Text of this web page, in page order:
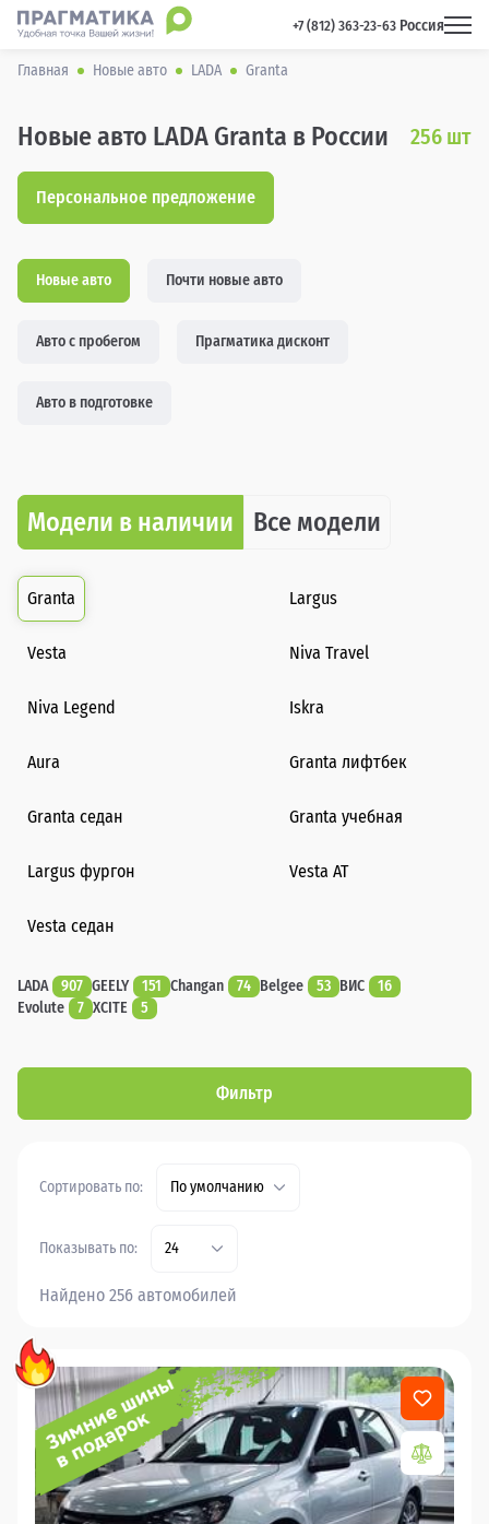
+7 (812) 363-23-63 Россия
Главная Новые авто LADA Granta
Новые авто LADA Granta в России 256 шт
Персональное предложение
Новые авто Почти новые авто
Авто с пробегом Прагматика дисконт
Авто в подготовке
Модели в наличии Все модели
Granta Largus
Vesta Niva Travel
Niva Legend Iskra
Aura Granta лифтбек
Granta седан Granta учебная
Largus фургон Vesta AT
Vesta седан
LADA 907 GEELY 151 Changan 74 Belgee 53 ВИС
16
Evolute
7 XCITE 5
Фильтр
Сортировать по: По умолчанию
Показывать по: 24
Найдено 256 автомобилей